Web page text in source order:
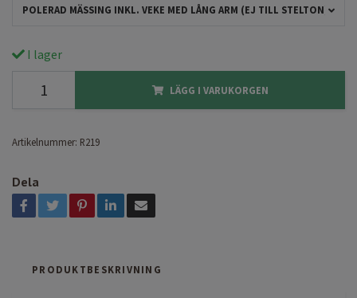
POLERAD MÄSSING INKL. VEKE MED LÅNG ARM (EJ TILL STELTON)
I lager
LÄGG I VARUKORGEN
Artikelnummer: R219
Dela
PRODUKTBESKRIVNING